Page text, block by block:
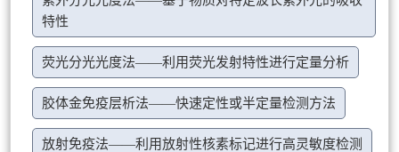
特性
荧光分光光度法——利用荧光发射特性进行定量分析
胶体金免疫层析法——快速定性或半定量检测方法
放射免疫法——利用放射性核素标记进行高灵敏度检测